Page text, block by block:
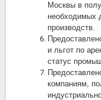
Москвы в
необходимых
производств.
и льгот по
статус
компаниям,